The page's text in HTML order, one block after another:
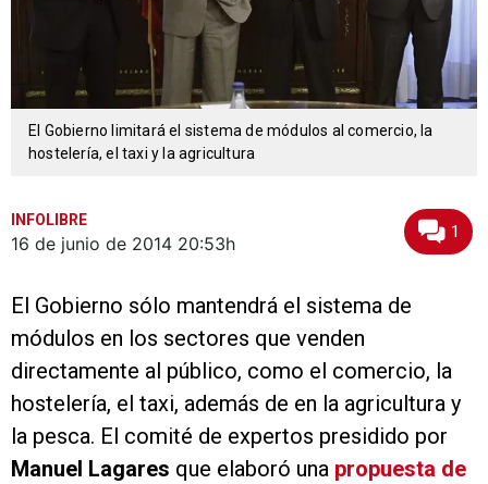
El Gobierno limitará el sistema de módulos al comercio, la
hostelería, el taxi y la agricultura
INFOLIBRE
16 de junio de 2014 20:53h
1
El Gobierno sólo mantendrá el sistema de
módulos en los sectores que venden
directamente al público, como el comercio, la
hostelería, el taxi, además de en la agricultura y
la pesca. El comité de expertos presidido por
Manuel Lagares que elaboró una propuesta de